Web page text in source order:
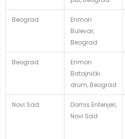
Beograd
Enmon
Bulevar,
Beograd
Beograd
Enmon
Batajnički
drum, Beograd
Novi Sad
Domis Enterijeri,
Novi Sad